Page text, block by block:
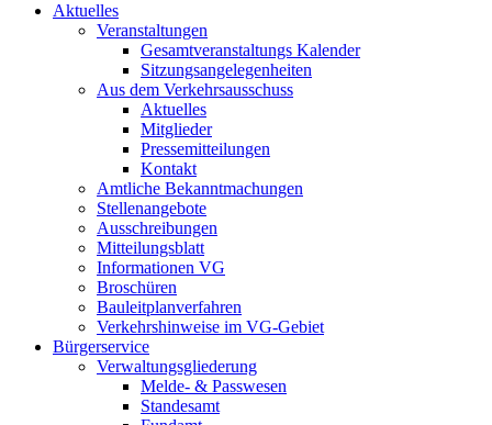
Aktuelles
Veranstaltungen
Gesamtveranstaltungs Kalender
Sitzungsangelegenheiten
Aus dem Verkehrsausschuss
Aktuelles
Mitglieder
Pressemitteilungen
Kontakt
Amtliche Bekanntmachungen
Stellenangebote
Ausschreibungen
Mitteilungsblatt
Informationen VG
Broschüren
Bauleitplanverfahren
Verkehrshinweise im VG-Gebiet
Bürgerservice
Verwaltungsgliederung
Melde- & Passwesen
Standesamt